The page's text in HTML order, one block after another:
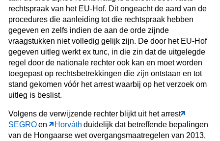
rechtspraak van het EU-Hof. Dit ongeacht de aard van de
procedures die aanleiding tot die rechtspraak hebben
gegeven en zelfs indien de aan de orde zijnde
vraagstukken niet volledig gelijk zijn. De door het EU-Hof
gegeven uitleg werkt ex tunc, in die zin dat de uitgelegde
regel door de nationale rechter ook kan en moet worden
toegepast op rechtsbetrekkingen die zijn ontstaan en tot
stand gekomen vóór het arrest waarbij op het verzoek om
uitleg is beslist.
Volgens de verwijzende rechter blijkt uit het arrest
SEGROen Horváth duidelijk dat betreffende bepalingen
van de Hongaarse wet overgangsmaatregelen van 2013,